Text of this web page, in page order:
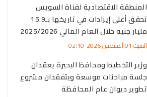
المنطقة الاقتصادية لقناة السويس
تحقق أعلى إيرادات في تاريخها بـ15.9
مليار جنيه خلال العام المالي 2025/2026
السبت 01 أغسطس 2026-02:10
وزير التخطيط ومحافظ البحيرة يعقدان
جلسة مباحثات موسعة ويتفقدان مشروع
تطوير ديوان عام المحافظة